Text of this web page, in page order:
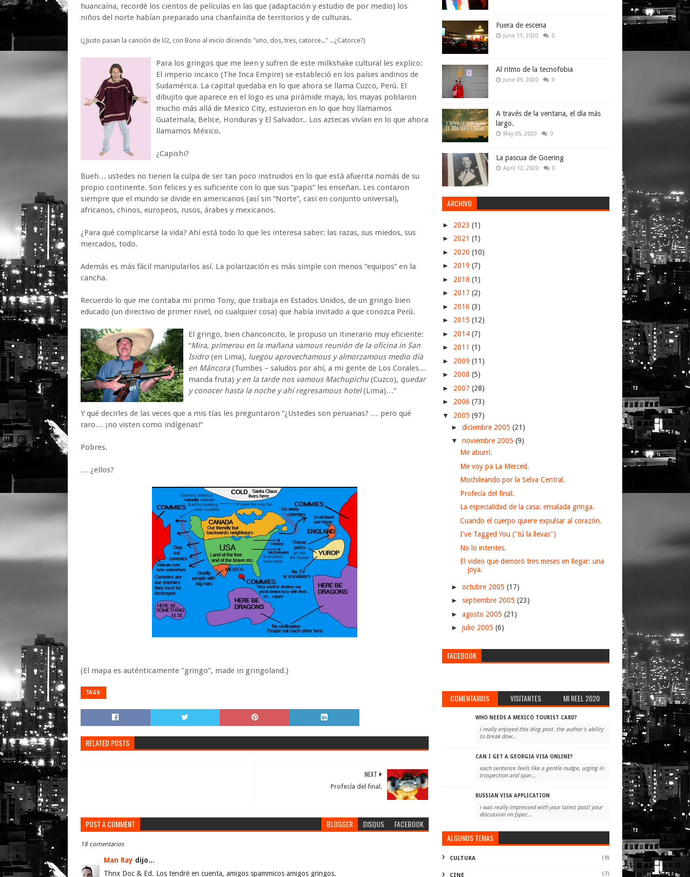
huancaína, recordé los cientos de películas en las que (adaptación y estudio de por medio) los
niños del norte habían preparado una chanfainita de territorios y de culturas.
(¿Justo pasan la canción de U2, con Bono al inicio diciendo "uno, dos, tres, catorce..." ...¿Catorce?)
Para los gringos que me leen y sufren de este milkshake cultural les explico:
El imperio incaico (The Inca Empire) se estableció en los países andinos de
Sudamérica. La capital quedaba en lo que ahora se llama Cuzco, Perú. El
dibujito que aparece en el logo es una pirámide maya, los mayas poblaron
mucho más allá de Mexico City, estuvieron en lo que hoy llamamos
Guatemala, Belice, Honduras y El Salvador.. Los aztecas vivían en lo que ahora
llamamos México.
¿Capishi?
Bueh… ustedes no tienen la culpa de ser tan poco instruidos en lo que está afuerita nomás de su
propio continente. Son felices y es suficiente con lo que sus “papis” les enseñan. Les contaron
siempre que el mundo se divide en americanos (así sin “Norte”, casi en conjunto universal),
africanos, chinos, europeos, rusos, árabes y mexicanos.
¿Para qué complicarse la vida? Ahí está todo lo que les interesa saber: las razas, sus miedos, sus
mercados, todo.
Además es más fácil manipularlos así. La polarización es más simple con menos “equipos” en la
cancha.
Recuerdo lo que me contaba mi primo Tony, que trabaja en Estados Unidos, de un gringo bien
educado (un directivo de primer nivel, no cualquier cosa) que había invitado a que conozca Perú.
El gringo, bien chanconcito, le propuso un itinerario muy eficiente:
“Mira, primerou en la mañana vamous reunión de la oficina in San
Isidro (en Lima), luegou aprovechamous y almorzamous medio día
en Máncora(Tumbes – saludos por ahí, a mi gente de Los Corales…
manda fruta) y en la tarde nos vamous Machupichu(Cuzco), quedar
y conocer hasta la noche y ahí regresamous hotel(Lima)…”
Y qué decirles de las veces que a mis tías les preguntaron “¿Ustedes son peruanas? … pero qué
raro… ¡no visten como indígenas!”
Pobres.
… ¿ellos?
(El mapa es auténticamente "gringo", made in gringoland.)
TAGS:
RELATED POSTS
NEXT
Profecía del final.
POST A COMMENT BLOGGER DISQUS FACEBOOK
18 comentarios
Man Ray dijo...
Thnx Doc & Ed. Los tendré en cuenta, amigos spammicos amigos gringos.
Fuera de escena
June 11, 2020 0
Al ritmo de la tecnofobia
June 09, 2020 0
A través de la ventana, el día más
largo.
May 05, 2020 0
La pascua de Goering
April 12, 2020 0
ARCHIVO
► 2023 (1)
► 2021 (1)
► 2020 (10)
► 2019 (7)
► 2018 (1)
► 2017 (2)
► 2016 (3)
► 2015 (12)
► 2014 (7)
► 2011 (1)
► 2009 (11)
► 2008 (5)
► 2007 (28)
► 2006 (73)
▼ 2005 (97)
► diciembre 2005 (21)
▼ noviembre 2005 (9)
Me aburrí.
Me voy pa La Merced.
Mochileando por la Selva Central.
Profecía del final.
La especialidad de la casa: ensalada gringa.
Cuando el cuerpo quiere expulsar al corazón.
I've Tagged You ("tú la llevas")
No lo intentes.
El video que demoró tres meses en llegar: una
joya.
► octubre 2005 (17)
► septiembre 2005 (23)
► agosto 2005 (21)
► julio 2005 (6)
FACEBOOK
COMENTARIOS VISITANTES MI REEL 2020
WHO NEEDS A MEXICO TOURIST CARD?
i really enjoyed this blog post. the author's ability
to break dow...
CAN I GET A GEORGIA VISA ONLINE?
each sentence feels like a gentle nudge, urging in
trospection and spar...
RUSSIAN VISA APPLICATION
i was really impressed with your latest post! your
discussion on [spec...
ALGUNOS TEMAS
CULTURA (9)
CINE (7)